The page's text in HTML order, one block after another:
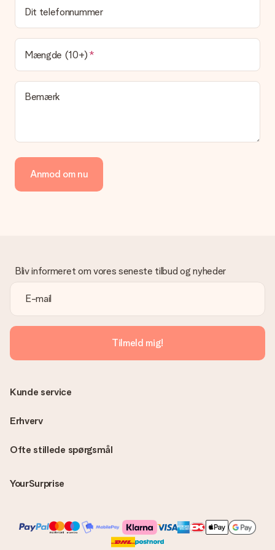
gave?
Leveringstiden findes på gavens produktside. Du kan stole på,
at vores postfirma leverer din gave på denne dag.
Hvilke leveringsmuligheder kan jeg vælge?
I øjeblikket er det ikke (endnu) muligt at vælge en
leveringsindstilling. Den gave, du vil bestille, sendes enten som
en pakke eller som postkasse levering. Vil du gerne vide
hvilken måde din ordre sendes på? Kontakt venligst vores
Vi tilbyder følgende betalingsmetoder: Dankort, Paypal,
kreditkort, faktura via Klarna eller bankoverførsel. I tilfælde af
manuel betaling overførsel, skal du tage højde for en ekstra 3
venligst vores kundeservice, de hjælper gerne med at finde en
passende løsning.
Er fakturaen sendt sammen med ordren?
Ingen faktura sendes med din ordre. Du modtager altid
fakturaen i bekræftelsesemailen, og du kan altid finde den i din
MySurprise-konto. Det betyder at du kan få gaven leveret
direkte til modtageren, hvilket gør det til en sand
overraskelse!
Dit telefonnummer
Mængde (10+)
Bemærk
Anmod om nu
Bliv informeret om vores seneste tilbud og nyheder
Tilmeld mig!
Ofte stillede spørgsmål
YourSurprise
Kunde service
Erhverv